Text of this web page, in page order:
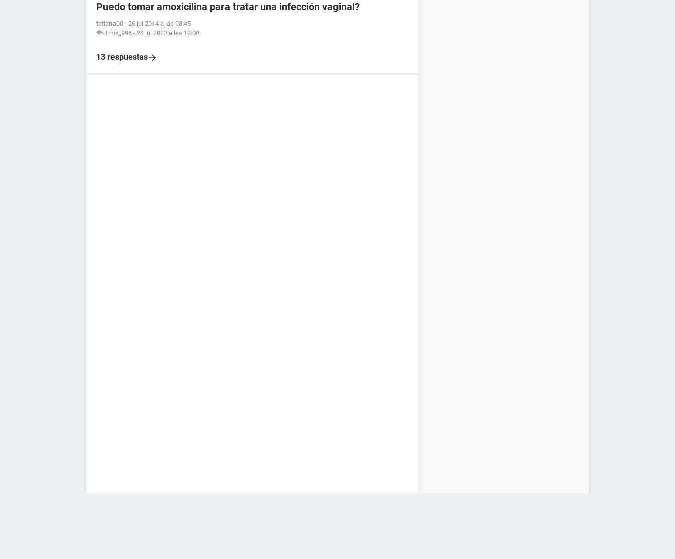
Puedo tomar amoxicilina para tratar una infección vaginal?
tatiana00 - 26 jul 2014 a las 08:45
Lmx_996 - 24 jul 2023 a las 19:08
13 respuestas